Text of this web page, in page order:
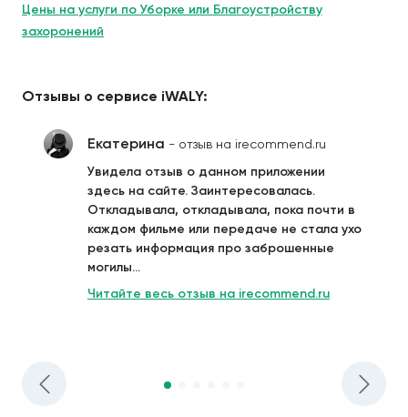
Цены на услуги по Уборке или Благоустройству
захоронений
Отзывы о сервисе iWALY:
Екатерина - отзыв на irecommend.ru
Увидела отзыв о данном приложении
здесь на сайте. Заинтересовалась.
Откладывала, откладывала, пока почти в
каждом фильме или передаче не стала ухо
резать информация про заброшенные
могилы...
Читайте весь отзыв на irecommend.ru